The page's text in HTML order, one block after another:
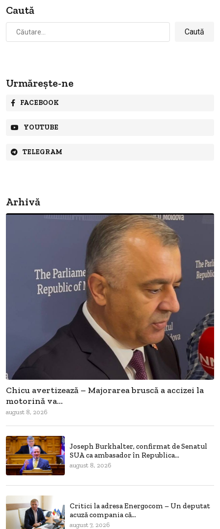
Caută
Caută
după:
Urmărește-ne
FACEBOOK
YOUTUBE
TELEGRAM
Arhivă
Chicu avertizează – Majorarea bruscă a accizei la
motorină va...
august 8, 2026
Joseph Burkhalter, confirmat de Senatul
SUA ca ambasador în Republica...
august 8, 2026
Critici la adresa Energocom – Un deputat
acuză compania că...
august 7, 2026